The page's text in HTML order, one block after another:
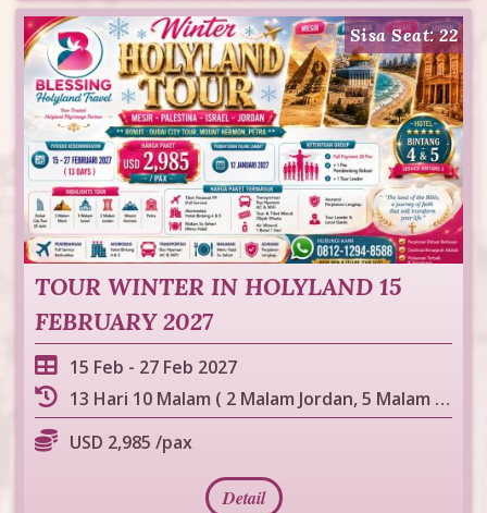
Sisa Seat: 22
TOUR WINTER IN HOLYLAND 15
FEBRUARY 2027
15 Feb - 27 Feb 2027
13 Hari 10 Malam ( 2 Malam Jordan, 5 Malam Israel, 3 Malam Mesir )
USD 2,985 /pax
Detail